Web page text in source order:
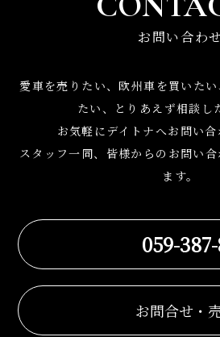
お問い合わせ
愛車を売りたい、欧州車を買いた
たい、
とりあえず相談し
お気軽にデイトナへお問い合
スタッフ一同、皆様からのお問い
ます。
059-
お問合せ・